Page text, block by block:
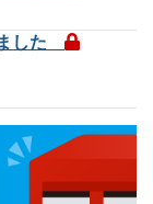
した